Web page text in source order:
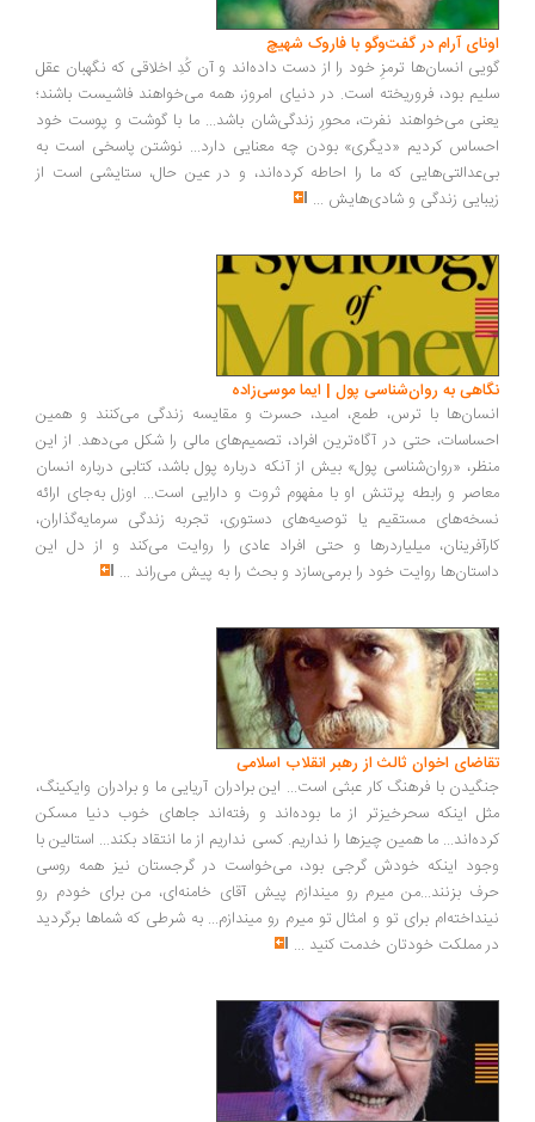
اونای آرام در گفت‌وگو با فاروک شهیچ‭
گویی انسان‌ها ترمزِ خود را از دست داده‌اند و آن کُدِ اخلاقی که نگهبان عقل
سلیم بود، فروریخته است. در دنیای امروز، همه می‌خواهند فاشیست باشند؛
یعنی می‌خواهند نفرت، محورِ زندگی‌شان باشد... ما با گوشت و پوست خود
احساس کردیم «دیگری» بودن چه معنایی دارد... نوشتن پاسخی است به
بی‌عدالتی‌هایی که ما را احاطه کرده‌اند، و در عین حال، ستایشی است از
زیبایی زندگی و شادی‌هایش ...
نگاهی به روان‌شناسی پول | ایما موسی‌زاده
انسان‌ها با ترس، طمع، امید، حسرت و مقایسه زندگی می‌کنند و همین
احساسات، حتی در آگاه‌ترین افراد، تصمیم‌های مالی را شکل می‌دهد. از این
منظر، «روان‌شناسی پول» بیش از آنکه درباره پول باشد، کتابی درباره انسان
معاصر و رابطه پرتنش او با مفهوم ثروت و دارایی است... اوزل به‌جای ارائه
نسخه‌های مستقیم یا توصیه‌های دستوری، تجربه زندگی سرمایه‌گذاران،
کارآفرینان، میلیاردرها و حتی افراد عادی را روایت می‌کند و از دل این
داستان‌ها روایت خود را برمی‌سازد و بحث را به پیش می‌راند ...
تقاضای اخوان ثالث از رهبر انقلاب اسلامی
جنگیدن با فرهنگ کار عبثی است... این برادران آریایی ما و برادران وایکینگ،
مثل اینکه سحرخیزتر از ما بوده‌اند و رفته‌اند جاهای خوب دنیا مسکن
کرده‌اند... ما همین چیزها را نداریم. کسی نداریم از ما انتقاد بکند... استالین با
وجود اینکه خودش گرجی بود، می‌خواست در گرجستان نیز همه روسی
حرف بزنند...من میرم رو میندازم پیش آقای خامنه‌ای، من برای خودم رو
نینداخته‌ام برای تو و امثال تو میرم رو میندازم... به شرطی که شماها برگردید
در مملکت خودتان خدمت کنید ...